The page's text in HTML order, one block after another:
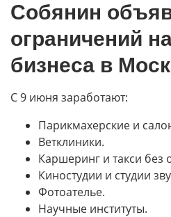
Собянин
ограничений
бизнеса в
С 9 июня заработают:
Парикмахерские и
Ветклиники.
Каршеринг и такси без
Киностудии и студии
Фотоателье.
Научные институты.